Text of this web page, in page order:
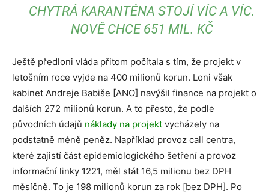
CHYTRÁ KARANTÉNA STOJÍ VÍC A VÍC.
NOVĚ CHCE 651 MIL. KČ
Ještě předloni vláda přitom počítala s tím, že projekt v
letošním roce vyjde na 400 milionů korun. Loni však
kabinet Andreje Babiše [ANO] navýšil finance na projekt o
dalších 272 milionů korun. A to přesto, že podle
původních údajů náklady na projekt vycházely na
podstatně méně peněz. Například provoz call centra,
které zajistí část epidemiologického šetření a provoz
informační linky 1221, měl stát 16,5 milionu bez DPH
měsíčně. To je 198 milionů korun za rok [bez DPH]. Po